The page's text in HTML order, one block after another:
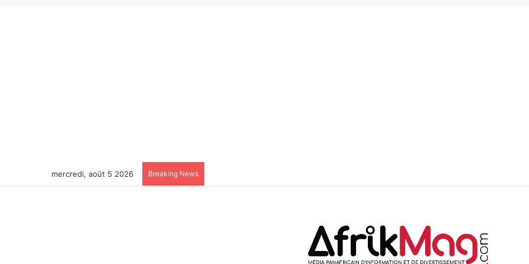
mercredi, août 5 2026 Breaking News